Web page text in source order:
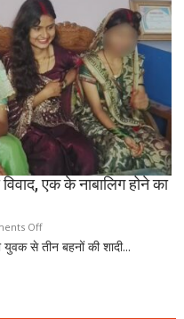
रेड,
₹25
लाख
रंगदारी
गैंग
गिरफ्तार
एक के नाबालिग होने का
Offon
अमरोहा
से तीन बहनों की शादी...